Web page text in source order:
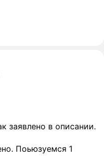
заявлено в описании.
Поьюзуемся 1